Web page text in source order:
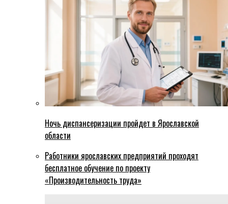
Ночь диспансеризации пройдет в Ярославской
области
Работники ярославских предприятий проходят
бесплатное обучение по проекту
«Производительность труда»